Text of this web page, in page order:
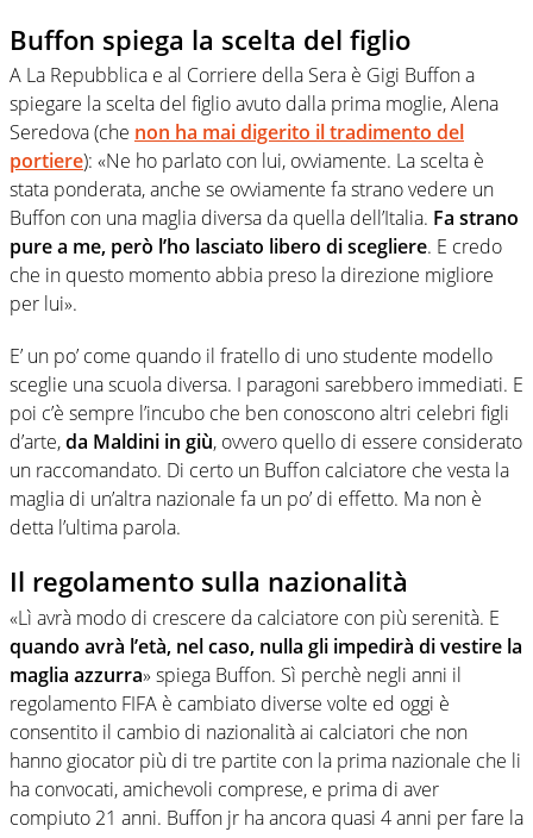
Buffon spiega la scelta del figlio
A La Repubblica e al Corriere della Sera è Gigi Buffon a
spiegare la scelta del figlio avuto dalla prima moglie, Alena
Seredova (che non ha mai digerito il tradimento del
portiere): «Ne ho parlato con lui, ovviamente. La scelta è
stata ponderata, anche se ovviamente fa strano vedere un
Buffon con una maglia diversa da quella dell’Italia. Fa strano
pure a me, però l’ho lasciato libero di scegliere. E credo
che in questo momento abbia preso la direzione migliore
per lui».
E’ un po’ come quando il fratello di uno studente modello
sceglie una scuola diversa. I paragoni sarebbero immediati. E
poi c’è sempre l’incubo che ben conoscono altri celebri figli
d’arte,da Maldini in giù, ovvero quello di essere considerato
un raccomandato. Di certo un Buffon calciatore che vesta la
maglia di un’altra nazionale fa un po’ di effetto. Ma non è
detta l’ultima parola.
Il regolamento sulla nazionalità
«Lì avrà modo di crescere da calciatore con più serenità. E
quando avrà l’età, nel caso, nulla gli impedirà di vestire la
maglia azzurra» spiega Buffon. Sì perchè negli anni il
regolamento FIFA è cambiato diverse volte ed oggi è
consentito il cambio di nazionalità ai calciatori che non
hanno giocator più di tre partite con la prima nazionale che li
ha convocati, amichevoli comprese, e prima di aver
compiuto 21 anni. Buffon jr ha ancora quasi 4 anni per fare la